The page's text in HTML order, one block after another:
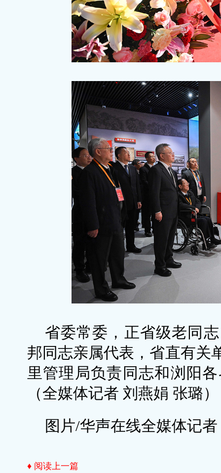
省委常委，正省级老同
邦同志亲属代表，省直有关
里管理局负责同志和浏阳
（全媒体记者 刘燕娟 张璐）
图片/华声在线全媒体记
♦ 阅读上一篇